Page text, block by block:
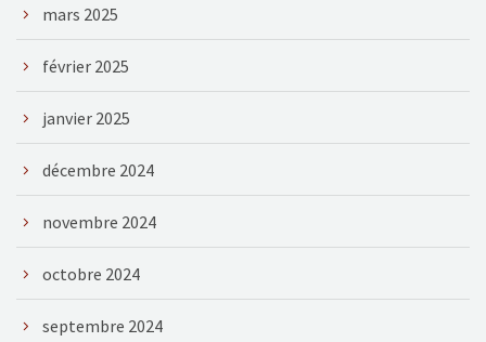
mars 2025
février 2025
janvier 2025
décembre 2024
novembre 2024
octobre 2024
septembre 2024